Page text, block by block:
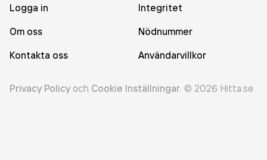
Logga in
Integritet
Om oss
Nödnummer
Kontakta oss
Användarvillkor
Privacy Policy och Cookie Inställningar. © 2026 Hitta.se